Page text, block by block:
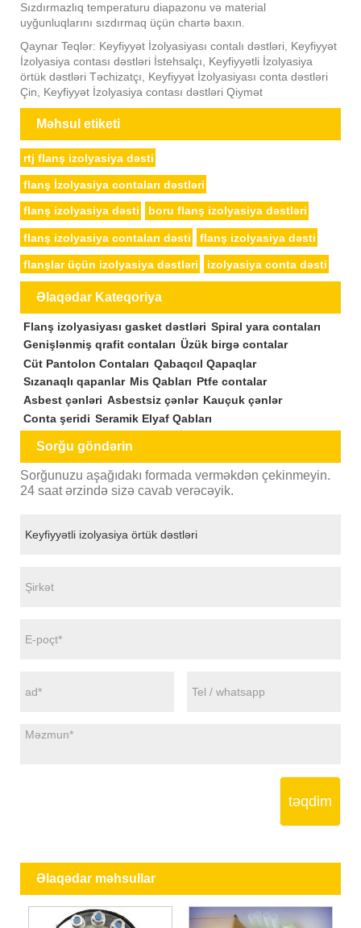
Sızdırmazlıq temperaturu diapazonu və material
uyğunluqlarını sızdırmaq üçün chartə baxın.
Qaynar Teqlər: Keyfiyyət İzolyasiyası contalı dəstləri, Keyfiyyət
İzolyasiya contası dəstləri İstehsalçı, Keyfiyyətli İzolyasiya
örtük dəstləri Təchizatçı, Keyfiyyət İzolyasiyası conta dəstləri
Çin, Keyfiyyət İzolyasiya contası dəstləri Qiymət
Məhsul etiketi
rtj flanş izolyasiya dəsti
flanş İzolyasiya contaları dəstləri
flanş izolyasiya dəsti boru flanş izolyasiya dəstləri
flanş izolyasiya contaları dəsti flanş izolyasiya dəsti
flanşlar üçün izolyasiya dəstləri izolyasiya conta dəsti
Əlaqədar Kateqoriya
Flanş izolyasiyası gasket dəstləri Spiral yara contaları
Genişlənmiş qrafit contaları Üzük birgə contalar
Cüt Pantolon Contaları Qabaqcıl Qapaqlar
Sızanaqlı qapanlar Mis Qabları Ptfe contalar
Asbest çənləri Asbestsiz çənlər Kauçuk çənlər
Conta şeridi Seramik Elyaf Qabları
Sorğu göndərin
Sorğunuzu aşağıdakı formada verməkdən çekinmeyin.
24 saat ərzində sizə cavab verəcəyik.
təqdim
Əlaqədar məhsullar